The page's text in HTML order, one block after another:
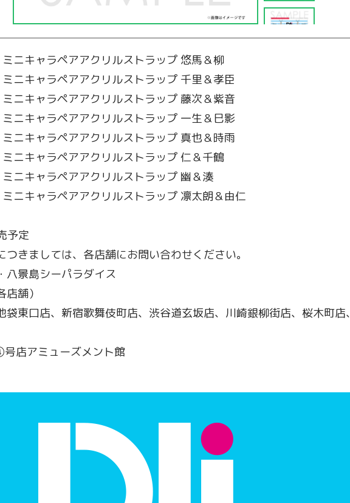
ニキャラペアアクリルストラップ 悠馬＆柳
ニキャラペアアクリルストラップ 千里＆孝臣
ニキャラペアアクリルストラップ 藤次＆紫音
ニキャラペアアクリルストラップ 一生＆巳影
ニキャラペアアクリルストラップ 真也＆時雨
ニキャラペアアクリルストラップ 仁＆千鶴
ニキャラペアアクリルストラップ 幽＆湊
ニキャラペアアクリルストラップ 凛太朗＆由仁
予定
きましては、各店舗にお問い合わせください。
景島シーパラダイス
舗）
袋東口店、新宿歌舞伎町店、渋谷道玄坂店、川崎銀柳街店、桜木町店、
店アミューズメント館